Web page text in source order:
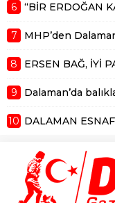
6 “BİR ERDOĞAN
7 MHP’den
8 ERSEN BAĞ, İYİ
9 Dalaman’da
10 DALAMAN ESNAF ODASI BAŞKAN ADAYI